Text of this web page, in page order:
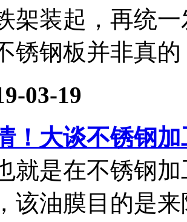
架装起，再统
锈钢板并非真的
03-19
！大谈不锈钢
就是在不锈钢
该油膜目的是